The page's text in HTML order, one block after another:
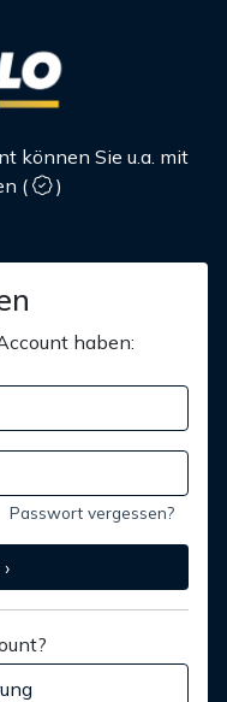
können Sie u.a. mit
(
)
haben:
Passwort vergessen?